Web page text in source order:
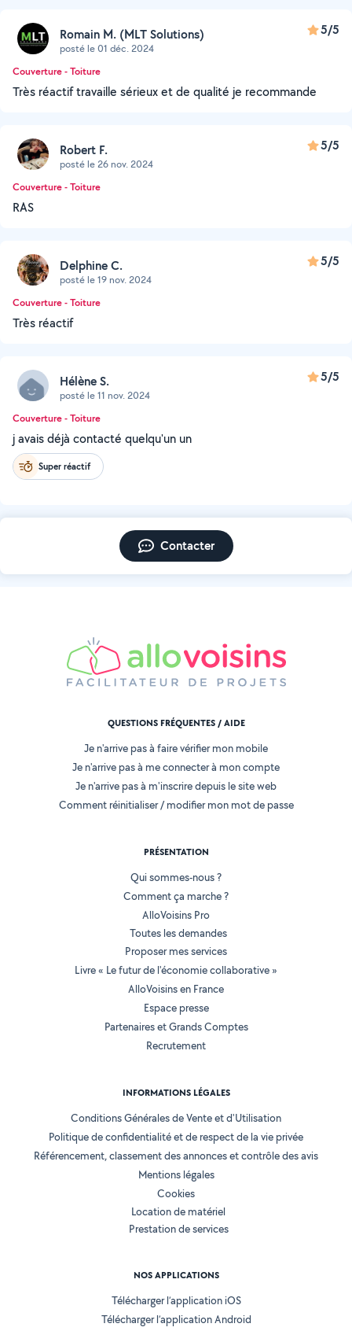
Romain M. (MLT Solutions)
posté le 01 déc. 2024
5/5
Couverture - Toiture
Très réactif travaille sérieux et de qualité je recommande
Robert F.
posté le 26 nov. 2024
5/5
Couverture - Toiture
RAS
Delphine C.
posté le 19 nov. 2024
5/5
Couverture - Toiture
Très réactif
Hélène S.
posté le 11 nov. 2024
5/5
Couverture - Toiture
j avais déjà contacté quelqu'un un
Super réactif
Contacter
QUESTIONS FRÉQUENTES / AIDE
Je n'arrive pas à faire vérifier mon mobile
Je n'arrive pas à me connecter à mon compte
Je n'arrive pas à m'inscrire depuis le site web
Comment réinitialiser / modifier mon mot de passe
PRÉSENTATION
Qui sommes-nous ?
Comment ça marche ?
AlloVoisins Pro
Toutes les demandes
Proposer mes services
Livre « Le futur de l'économie collaborative »
AlloVoisins en France
Espace presse
Partenaires et Grands Comptes
Recrutement
INFORMATIONS LÉGALES
Conditions Générales de Vente et d'Utilisation
Politique de confidentialité et de respect de la vie privée
Référencement, classement des annonces et contrôle des avis
Mentions légales
Cookies
Location de matériel
Prestation de services
NOS APPLICATIONS
Télécharger l’application iOS
Télécharger l’application Android